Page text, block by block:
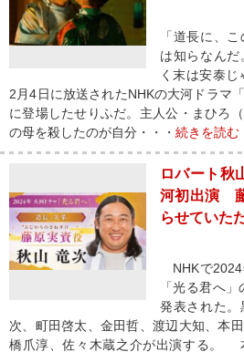
「道長に、
は知らなん
く末は安泰
2月4日に放送されたNHKの大河ドラマ
に登場したせりふだ。主人公・まひろ
の母を殺したのが自分・・・ 続きを読む
ロバート秋
河初出演
らせていた
NHKで2024
「光る君へ
発表された。
次、町田啓太、金田哲、渡辺大知、本
橋爪淳、佐々木蔵之介が出演する。